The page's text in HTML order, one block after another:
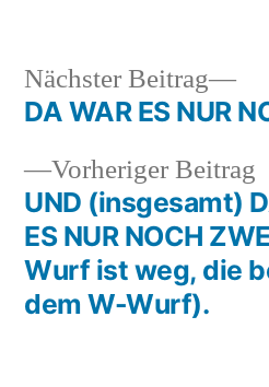
Vorheriger Beitrag
UND (insgesamt)
ES NUR NOCH
Wurf ist weg, die
dem W-Wurf).
Nächster Beitrag
DA WAR ES NUR